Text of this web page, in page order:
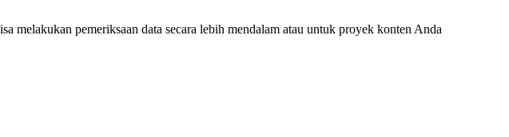
melakukan pemeriksaan data secara lebih mendalam atau untuk proyek konten Anda